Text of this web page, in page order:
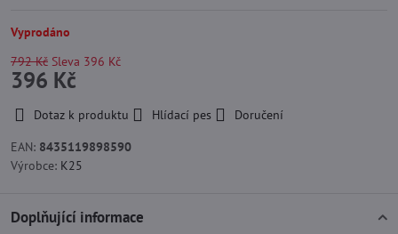
Vyprodáno
792 Kč Sleva 396 Kč
396 Kč
Dotaz k produktu Hlídací pes
Doručení
EAN: 8435119898590
Výrobce: K25
Doplňující informace